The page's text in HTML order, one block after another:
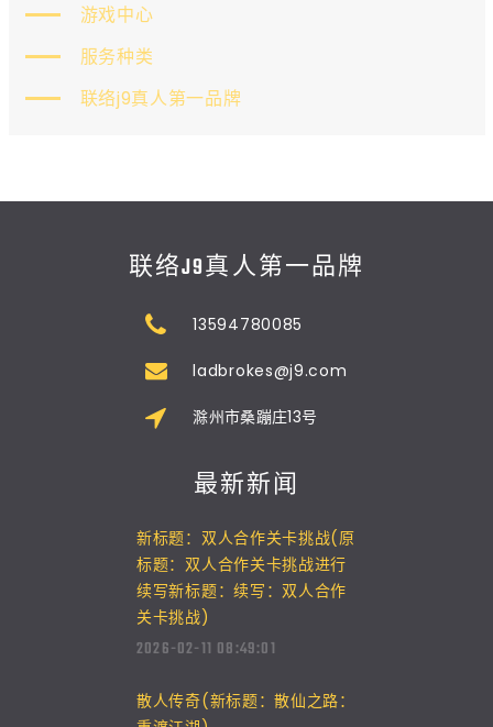
游戏中心
服务种类
联络j9真人第一品牌
联络J9真人第一品牌
13594780085
ladbrokes@j9.com
滁州市桑蹦庄13号
最新新闻
新标题：双人合作关卡挑战(原
标题：双人合作关卡挑战进行
续写新标题：续写：双人合作
关卡挑战)
2026-02-11 08:49:01
散人传奇(新标题：散仙之路：